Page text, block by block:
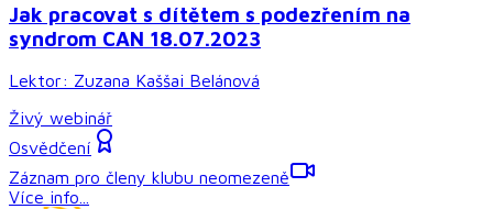
Jak pracovat s dítětem s podezřením na
syndrom CAN 18.07.2023
Lektor: Zuzana Kaššai Belánová
Živý webinář
Osvědčení
Záznam pro členy klubu neomezeně
Více info...